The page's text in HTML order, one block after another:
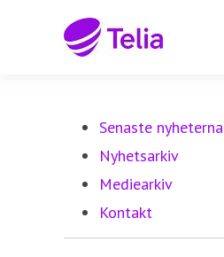
Senaste nyheterna
Nyhetsarkiv
Mediearkiv
Kontakt